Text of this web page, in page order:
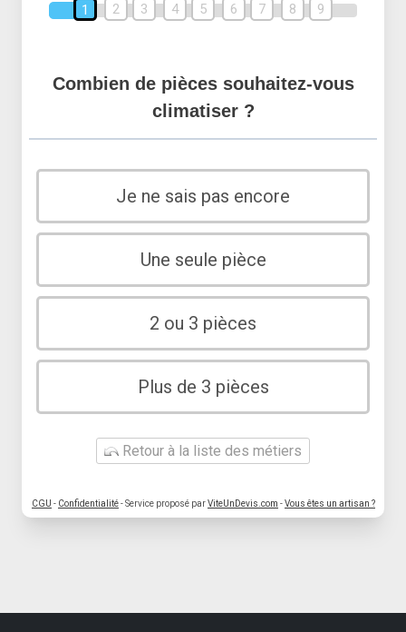
1 2 3 4 5 6 7 8 9
Combien de pièces souhaitez-vous
climatiser ?
Je ne sais pas encore
Une seule pièce
2 ou 3 pièces
Plus de 3 pièces
Retour à la liste des métiers
CGU - Confidentialité- Service proposé parViteUnDevis.com -Vous êtes un artisan ?